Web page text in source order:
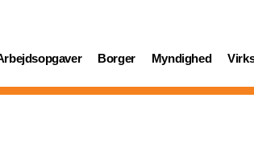
Borger
(current) Myndighed
(current)